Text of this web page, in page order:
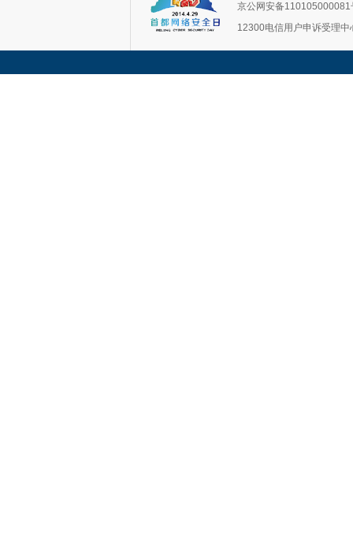
京公网安备110105000081
12300电信用户申诉受理中